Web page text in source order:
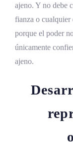
ajeno. Y no debe
fianza o cualquier
porque el poder
únicamente
ajeno.